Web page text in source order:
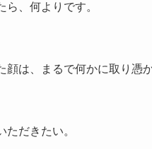
、何よりです。
は、まるで何かに取り憑
だきたい。